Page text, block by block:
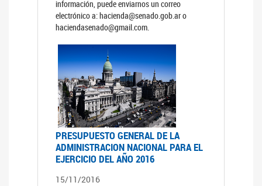
información, puede enviarnos un correo
electrónico a: hacienda@senado.gob.ar o
haciendasenado@gmail.com.
PRESUPUESTO GENERAL DE LA
ADMINISTRACION NACIONAL PARA EL
EJERCICIO DEL AÑO 2016
15/11/2016